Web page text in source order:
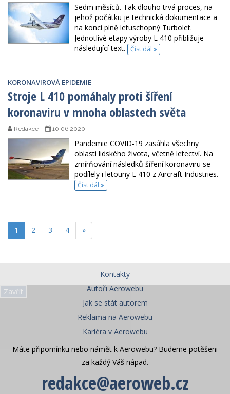
Zavřít
Sedm měsíců. Tak dlouho trvá proces, na
jehož počátku je technická dokumentace a
na konci plně letuschopný Turbolet.
Jednotlivé etapy výroby L 410 přibližuje
následující text.
Číst dál
KORONAVIROVÁ EPIDEMIE
Stroje L 410 pomáhaly proti šíření
koronaviru v mnoha oblastech světa
Redakce 10.06.2020
Pandemie COVID-19 zasáhla všechny
oblasti lidského života, včetně letectví. Na
zmírňování následků šíření koronaviru se
podílely i letouny L 410 z Aircraft Industries.
Číst dál
1 2 3 4 »
Kontakty
Autoři Aerowebu
Jak se stát autorem
Reklama na Aerowebu
Kariéra v Aerowebu
Máte připomínku nebo námět k Aerowebu? Budeme potěšeni
za každý Váš nápad.
redakce@aeroweb.cz